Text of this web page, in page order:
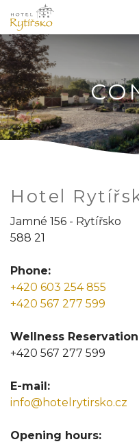
Hotel
Jamné 156 - Rytířsko
588 21
Phone:
+420 603 254 855
+420 567 277 599
Wellness Reservation
+420 567 277 599
E-mail:
info@hotelrytirsko.cz
Opening hours: